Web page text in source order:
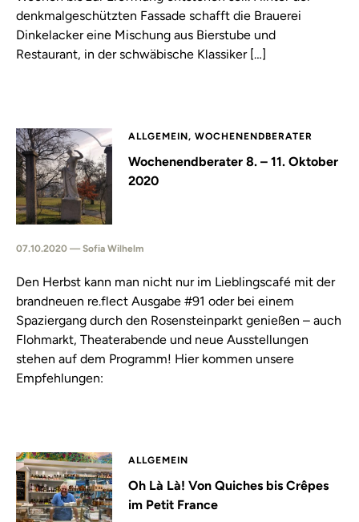
denkmalgeschützten Fassade schafft die Brauerei
Dinkelacker eine Mischung aus Bierstube und
Restaurant, in der schwäbische Klassiker […]
ALLGEMEIN, WOCHENENDBERATER
Wochenendberater 8. – 11. Oktober
2020
07.10.2020 — Sofia Wilhelm
Den Herbst kann man nicht nur im Lieblingscafé mit der
brandneuen re.flect Ausgabe #91 oder bei einem
Spaziergang durch den Rosensteinparkt genießen – auch
Flohmarkt, Theaterabende und neue Ausstellungen
stehen auf dem Programm! Hier kommen unsere
Empfehlungen:
ALLGEMEIN
Oh Là Là! Von Quiches bis Crêpes
im Petit France